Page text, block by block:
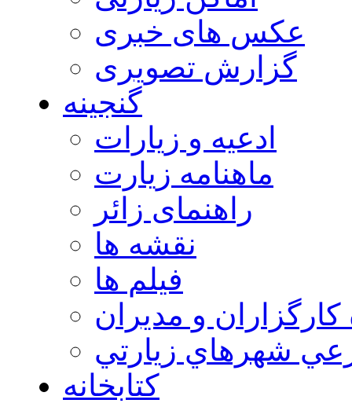
عکس های خبری
گزارش تصویری
گنجینه
ادعیه و زیارات
ماهنامه زیارت
راهنمای زائر
نقشه ها
فیلم ها
كارگزاران و مديران
شهرهاي زيارتي
کتابخانه